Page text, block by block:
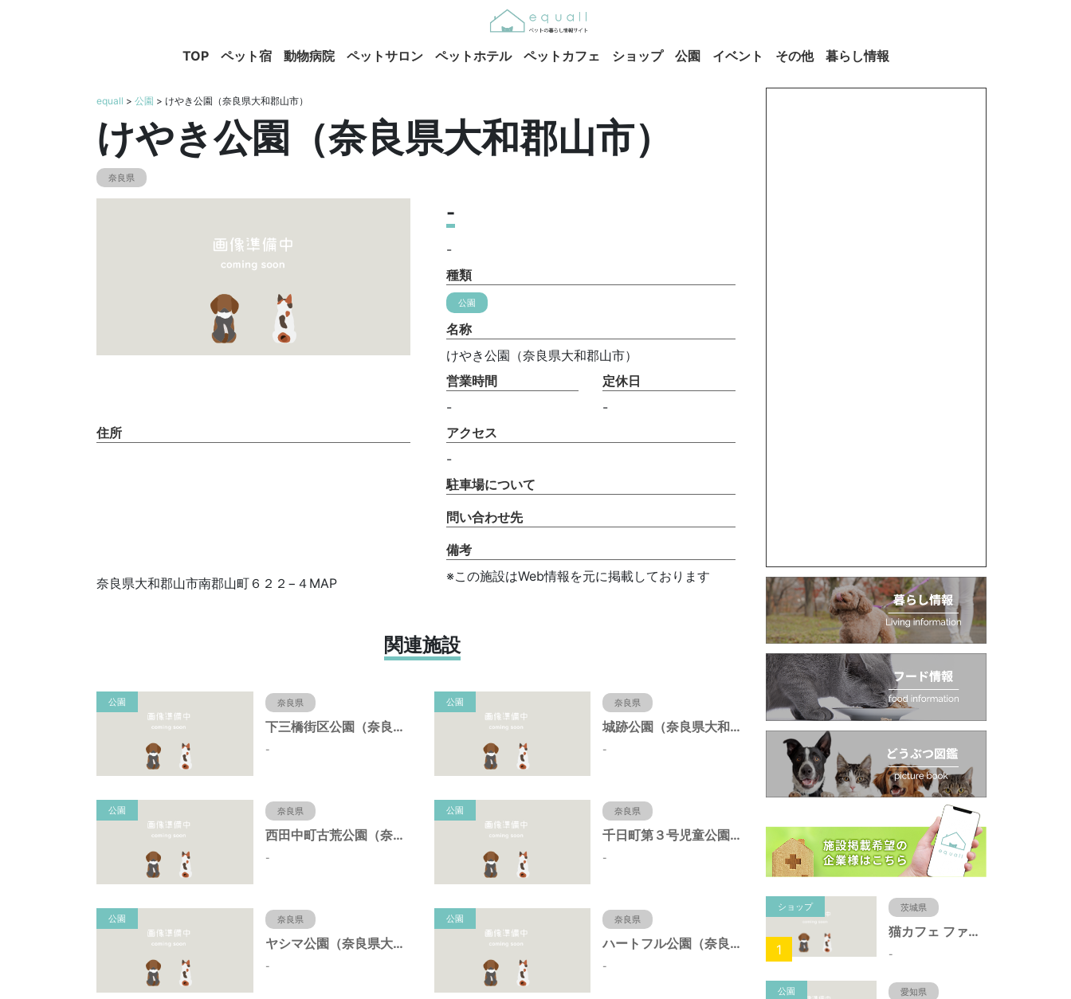
TOP ペット宿 動物病院 ペットサロン ペットホテル ペットカフェ ショップ 公園 イベント その他 暮らし情報
equall > 公園 > けやき公園（奈良県大和郡山市）
けやき公園（奈良県大和郡山市）
奈良県
-
-
種類
公園
名称
けやき公園（奈良県大和郡山市）
営業時間
-
定休日
-
住所
奈良県大和郡山市南郡山町６２２−４MAP
アクセス
-
駐車場について
問い合わせ先
備考
※この施設はWeb情報を元に掲載しております
関連施設
公園 奈良県
下三橋街区公園（奈良県大和郡山市）
-
公園 奈良県
城跡公園（奈良県大和郡山市）
-
公園 奈良県
西田中町古荒公園（奈良県大和郡山市）
-
公園 奈良県
千日町第３号児童公園（奈良県大和郡山市）
-
公園 奈良県
ヤシマ公園（奈良県大和郡山市）
-
公園 奈良県
ハートフル公園（奈良県大和郡山市）
-
ショップ 茨城県
猫カフェ ファミリーズ
-
1
公園 愛知県